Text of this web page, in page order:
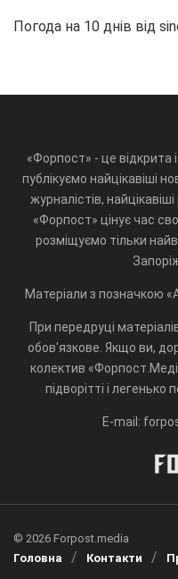
Погода на 10 днів від
«Форпост» - це
публікуємо найцікавіші
журналістів,
«Форпост» цінує час
розміщуємо тільки
Матеріали з позначкою
При передруці
обов'язкове. Якщо ви,
колектив
підворітті і
E-mail:
© 2026 Forpost.media
Головна
Контакти